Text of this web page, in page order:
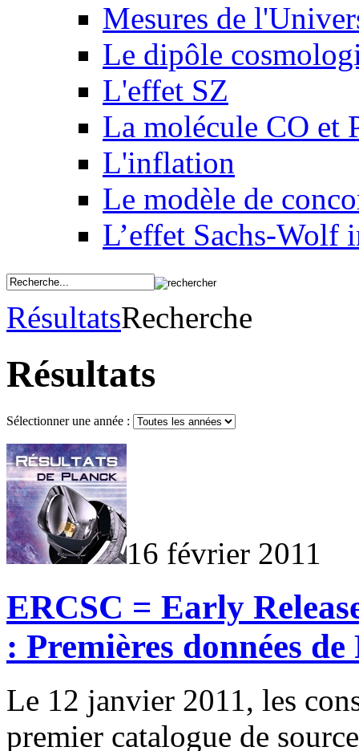
Mesures de
Le dipôle
L'effet SZ
La molécule CO et
L'inflation
Le modèle de
L’effet Sachs-Wolf
RésultatsRecherche
Résultats
Sélectionner une année :
16 février 2011
ERCSC = Early
: Premières données
Le 12 janvier 2011, les
premier catalogue de